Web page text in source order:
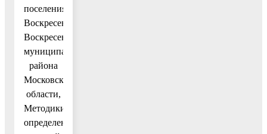
поселения
Воскресенск
Воскресенского
муниципального
района
Московской
области,
Методики
определения